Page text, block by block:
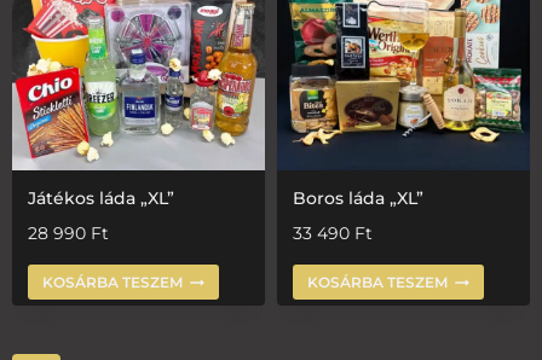
Játékos láda „XL”
28 990 Ft
KOSÁRBA TESZEM
Boros láda „XL”
33 490 Ft
KOSÁRBA TESZEM